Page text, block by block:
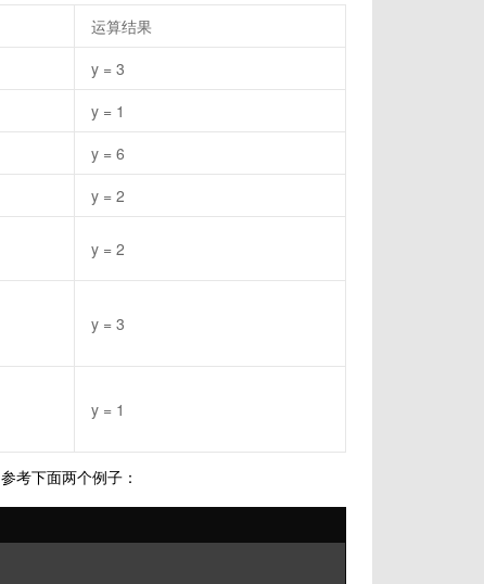
运算结果
y = 3
y = 1
y = 6
y = 2
y = 2
y = 3
y = 1
考下面两个例子：